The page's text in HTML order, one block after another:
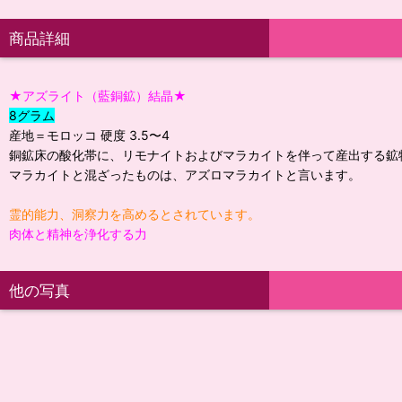
商品詳細
★アズライト（藍銅鉱）結晶★
8グラム
産地＝モロッコ 硬度 3.5〜4
銅鉱床の酸化帯に、リモナイトおよびマラカイトを伴って産出する鉱
マラカイトと混ざったものは、アズロマラカイトと言います。
霊的能力、洞察力を高めるとされています。
肉体と精神を浄化する力
他の写真